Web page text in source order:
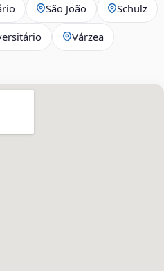
São João Schulz
Várzea